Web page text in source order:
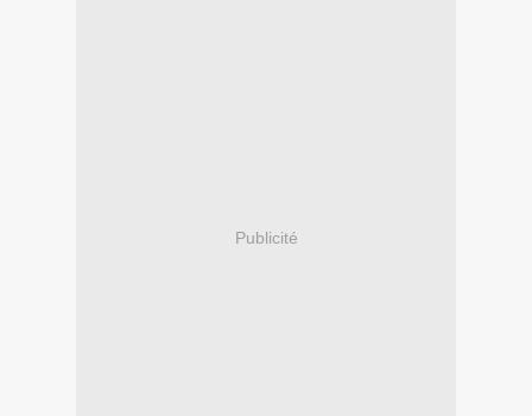
Publicité